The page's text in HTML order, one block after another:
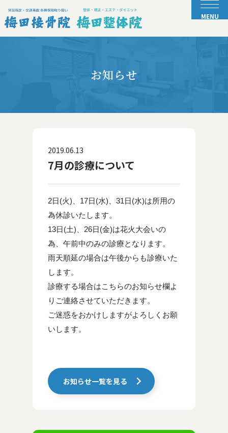
お知らせ
2019.06.13
7月の診療について
2日(火)、17日(水)、31日(水)は所用の
為休診いたします。
13日(土)、26日(金)は花火大会いの
為、午前中のみの診療となります。
雨天順延の場合は午後からも診療いた
します。
診療する場合はこちらのお知らせ欄よ
りご連絡させていただきます。
ご迷惑をおかけしますがよろしくお願
いします。
お知らせ一覧を見る